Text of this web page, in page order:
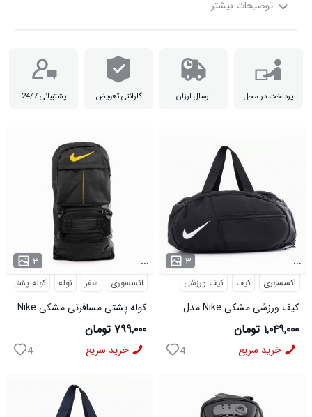
سبز،قرمز،سفید،زرد
پرداخت در محل ارسال ارزان گارانتی تعویض پشتیبانی 24/7
۳ ...
اکسسوری سفر کوله کوله پشتی
کوله پشتی مسافرتی مشکی Nike
مدل 50693
۷۹۹,۰۰۰ تومان
خرید سریع 4
۳ ...
اکسسوری کیف کیف ورزشی
کیف ورزشی مشکی Nike مدل
50700
۱,۰۴۹,۰۰۰ تومان
خرید سریع 4